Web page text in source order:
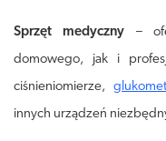
Sprzęt medyczny –
domowego, jak i
ciśnieniomierze,
innych urządzeń